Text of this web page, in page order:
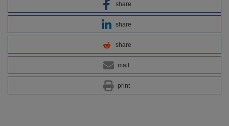
share
share
share
mail
print